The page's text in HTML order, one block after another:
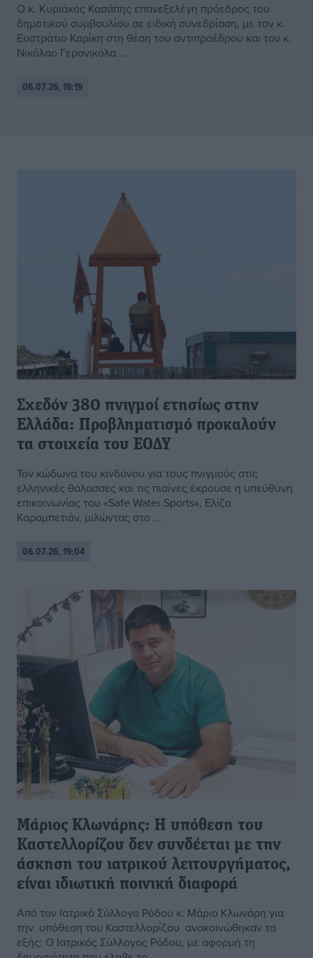
Ο κ. Κυριάκος Κασάπης επανεξελέγη πρόεδρος του
δημοτικού συμβουλίου σε ειδική συνεδρίαση, με τον κ.
Ευστράτιο Καρίκη στη θέση του αντιπροέδρου και τον κ.
Νικόλαο Γερονικόλα ...
06.07.26, 19:19
Σχεδόν 380 πνιγμοί ετησίως στην
Ελλάδα: Προβληματισμό προκαλούν
τα στοιχεία του ΕΟΔΥ
Τον κώδωνα του κινδύνου για τους πνιγμούς στις
ελληνικές θάλασσες και τις πισίνες έκρουσε η υπεύθυνη
επικοινωνίας του «Safe Water Sports», Ελίζα
Καραμπετιάν, μιλώντας στο ...
06.07.26, 19:04
Μάριος Κλωνάρης: Η υπόθεση του
Καστελλορίζου δεν συνδέεται με την
άσκηση του ιατρικού λειτουργήματος,
είναι ιδιωτική ποινική διαφορά
Από τον Ιατρικό Σύλλογο Ρόδου κ. Μάριο Κλωνάρη για
την υπόθεση του Καστελλορίζου ανακοινώθηκαν τα
εξής: Ο Ιατρικός Σύλλογος Ρόδου, με αφορμή τη